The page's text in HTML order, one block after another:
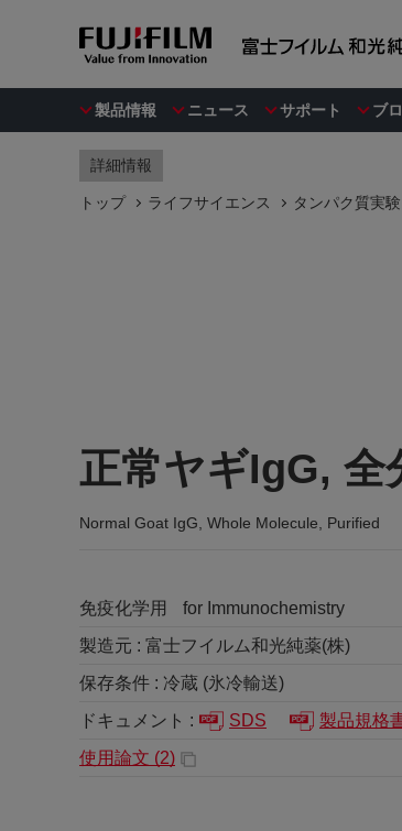
製品情報 ニュース サポート ブ
詳細情報
トップ ライフサイエンス タンパク質実験
正常ヤギIgG, 全
Normal Goat IgG, Whole Molecule, Purified
免疫化学用
for Immunochemistry
製造元 : 富士フイルム和光純薬(株)
保存条件 : 冷蔵 (氷冷輸送)
ドキュメント :
SDS 製品規格
使用論文 (2)